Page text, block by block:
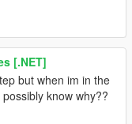
[.NET]
but when im in the
know why??